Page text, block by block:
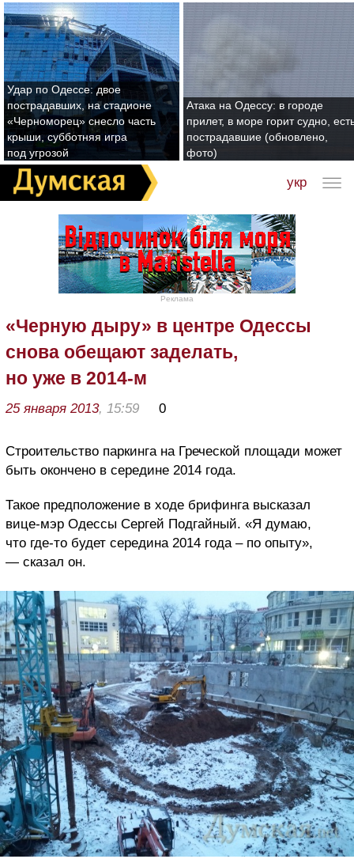
Удар по Одессе: двое
пострадавших, на стадионе
«Черноморец» снесло часть
крыши, субботняя игра
под угрозой
Атака на Одессу: в городе
прилет, в море горит судно,
пострадавшие (обновлено,
фото)
укр
Реклама
«Черную дыру» в центре Одессы
снова обещают заделать,
но уже в 2014-м
25 января 2013, 15:59 0
Строительство паркинга на Греческой площади может
быть окончено в середине 2014 года.
Такое предположение в ходе брифинга высказал
вице-мэр Одессы Сергей Подгайный. «Я думаю,
что где-то будет середина 2014 года – по опыту»,
— сказал он.